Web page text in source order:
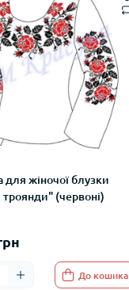
для жіночої блузки
(червоні)
До кошика